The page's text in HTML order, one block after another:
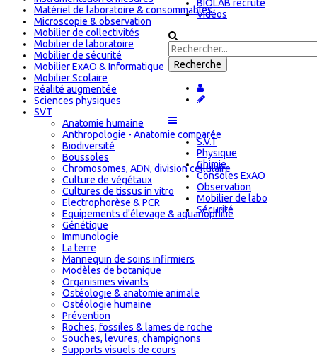
BIOLAB recrute
Vidéos
S.V.T
Physique
Chimie
Consoles ExAO
Observation
Mobilier de labo
Sécurité
Matériel de laboratoire & consommables
Microscopie & observation
Mobilier de collectivités
Mobilier de laboratoire
Mobilier de sécurité
Mobilier ExAO & Informatique
Mobilier Scolaire
Réalité augmentée
Sciences physiques
SVT
Anatomie humaine
Anthropologie - Anatomie comparée
Biodiversité
Boussoles
Chromosomes, ADN, division cellulaire
Culture de végétaux
Cultures de tissus in vitro
Electrophorèse & PCR
Equipements d'élevage & aquariophilie
Génétique
Immunologie
La terre
Mannequin de soins infirmiers
Modèles de botanique
Organismes vivants
Ostéologie & anatomie animale
Ostéologie humaine
Prévention
Roches, fossiles & lames de roche
Souches, levures, champignons
Supports visuels de cours